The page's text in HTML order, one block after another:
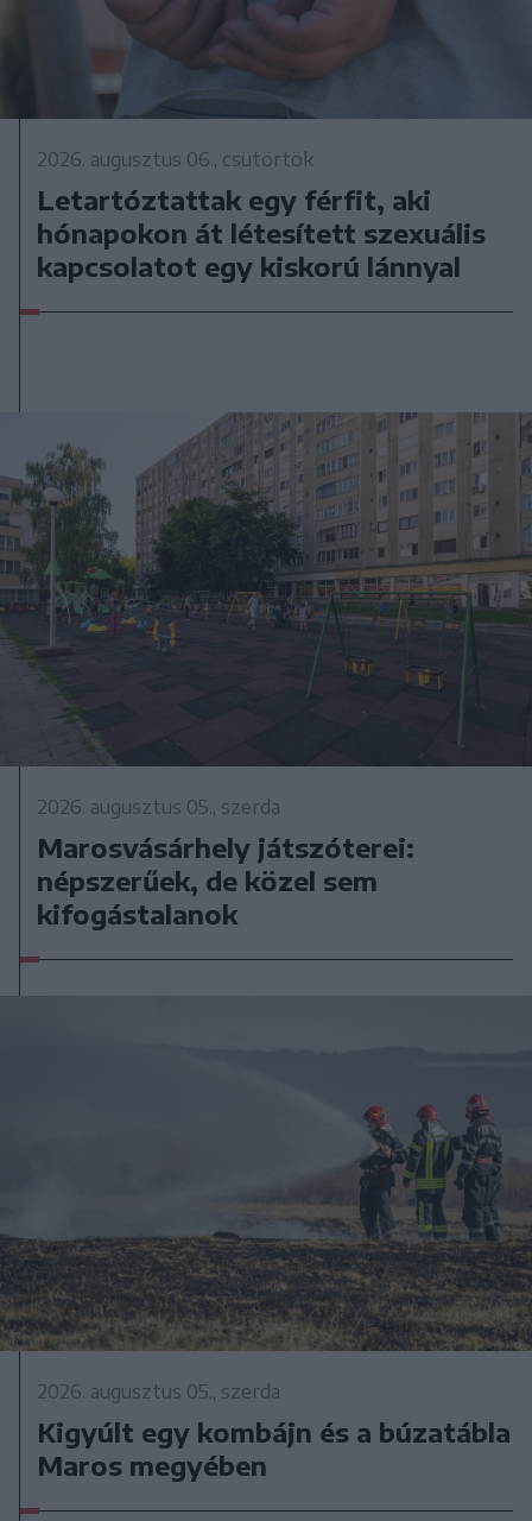
2026. augusztus 06., csütörtök
Letartóztattak egy férfit, aki
hónapokon át létesített szexuális
kapcsolatot egy kiskorú lánnyal
2026. augusztus 05., szerda
Marosvásárhely játszóterei:
népszerűek, de közel sem
kifogástalanok
2026. augusztus 05., szerda
Kigyúlt egy kombájn és a búzatábla
Maros megyében